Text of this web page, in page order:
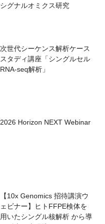
シグナルオミクス研究
次世代シーケンス解析ケース
スタディ講座「シングルセル
RNA-seq解析」
2026 Horizon NEXT Webinar
【10x Genomics 招待講演ウ
ェビナー】ヒトFFPE検体を
用いたシングル核解析 から導